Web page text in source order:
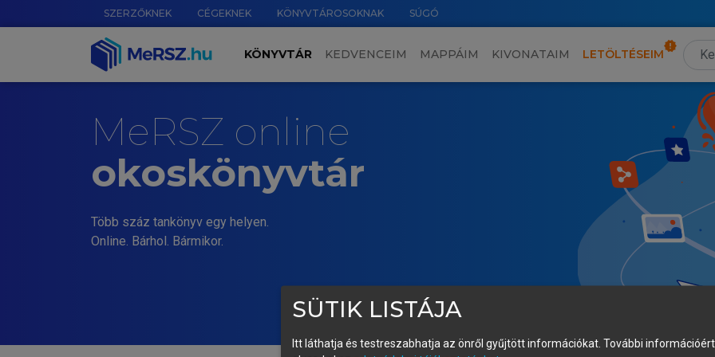
SZERZŐKNEK CÉGEKNEK KÖNYVTÁROSOKNAK SÚGÓ
KÖNYVTÁR KEDVENCEIM MAPPÁIM KIVONATAIM LETÖLTÉSEIM
MeRSZ online
okoskönyvtár
Több száz tankönyv egy helyen.
Online. Bárhol. Bármikor.
SÜTIK LISTÁJA
Itt láthatja és testreszabhatja az önről gyűjtött információkat. További